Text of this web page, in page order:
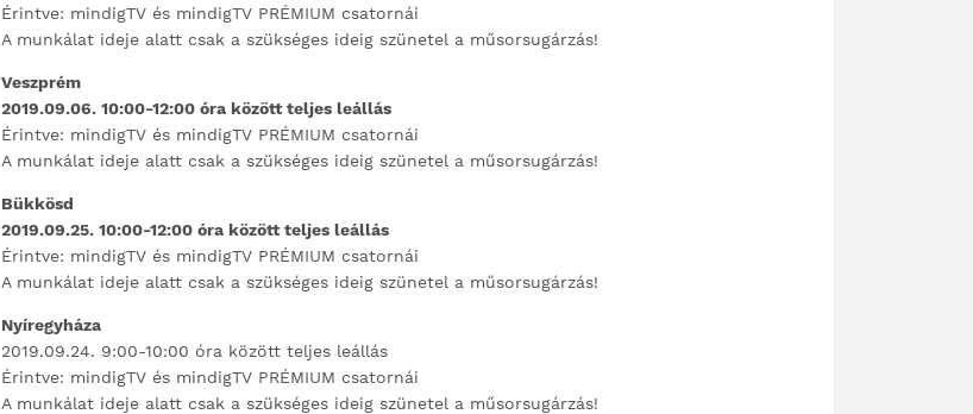
Érintve: mindigTV és mindigTV PRÉMIUM csatornái
A munkálat ideje alatt csak a szükséges ideig szünetel a műsorsugárzás!
Veszprém
2019.09.06. 10:00-12:00 óra között teljes leállás
Érintve: mindigTV és mindigTV PRÉMIUM csatornái
A munkálat ideje alatt csak a szükséges ideig szünetel a műsorsugárzás!
Bükkösd
2019.09.25. 10:00-12:00 óra között teljes leállás
Érintve: mindigTV és mindigTV PRÉMIUM csatornái
A munkálat ideje alatt csak a szükséges ideig szünetel a műsorsugárzás!
Nyíregyháza
2019.09.24. 9:00-10:00 óra között teljes leállás
Érintve: mindigTV és mindigTV PRÉMIUM csatornái
A munkálat ideje alatt csak a szükséges ideig szünetel a műsorsugárzás!